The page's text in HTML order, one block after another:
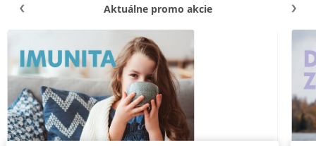
Aktuálne promo akcie